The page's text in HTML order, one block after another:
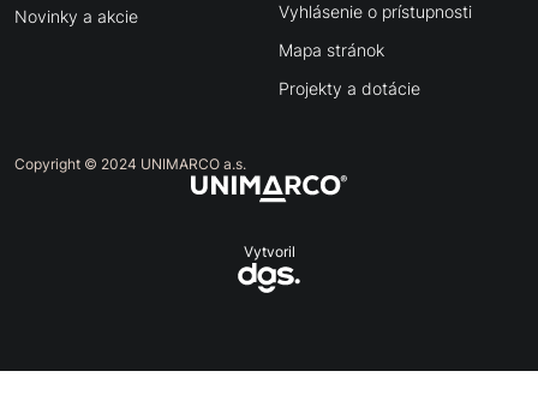
Novinky a akcie
Vyhlásenie o prístupnosti
Mapa stránok
Projekty a dotácie
Copyright © 2024 UNIMARCO a.s.
Vytvoril